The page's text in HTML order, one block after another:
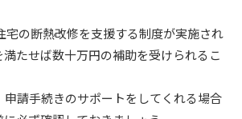
宅の断熱改修を支援する制度が実施され
たせば数十万円の補助を受けられるこ
申請手続きのサポートをしてくれる場合